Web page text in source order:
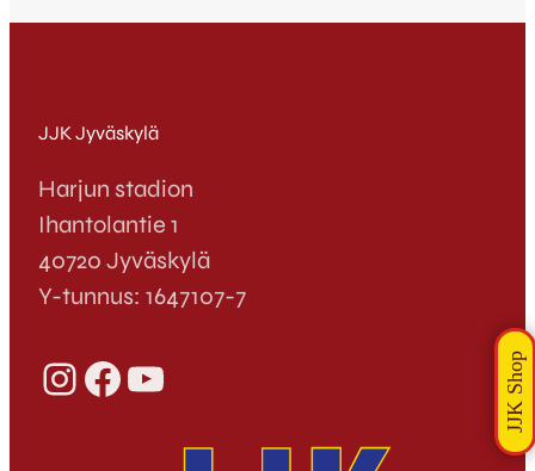
Vuoden pelaaja– ja Vuoden tulokas-
JJK Jyväskylä
Harjun stadion
Ihantolantie 1
40720 Jyväskylä
Y-tunnus: 1647107-7
InstagramFacebook YouTube